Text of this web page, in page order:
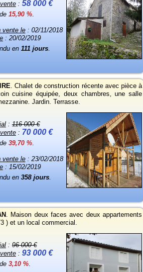
: 58 000 €
15,90 %.
vente le : 02/11/2018
: 20/02/2019
en 111 jours.
.Chalet de construction récente avec pièce à
cuisine équipée, deux chambres, une salle
Jardin. Terrasse.
: 116 000 €
: 70 000 €
39,70 %.
vente le : 23/02/2018
: 15/02/2019
en 358 jours.
. Maison deux faces avec deux appartements
) et un local commercial.
: 96 000 €
: 93 000 €
3,10 %.